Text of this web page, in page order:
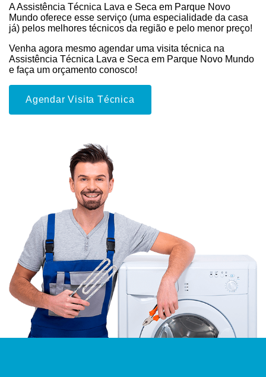
A Assistência Técnica Lava e Seca em Parque Novo
Mundo oferece esse serviço (uma especialidade da casa
já) pelos melhores técnicos da região e pelo menor preço!
Venha agora mesmo agendar uma visita técnica na
Assistência Técnica Lava e Seca em Parque Novo Mundo
e faça um orçamento conosco!
Agendar Visita Técnica